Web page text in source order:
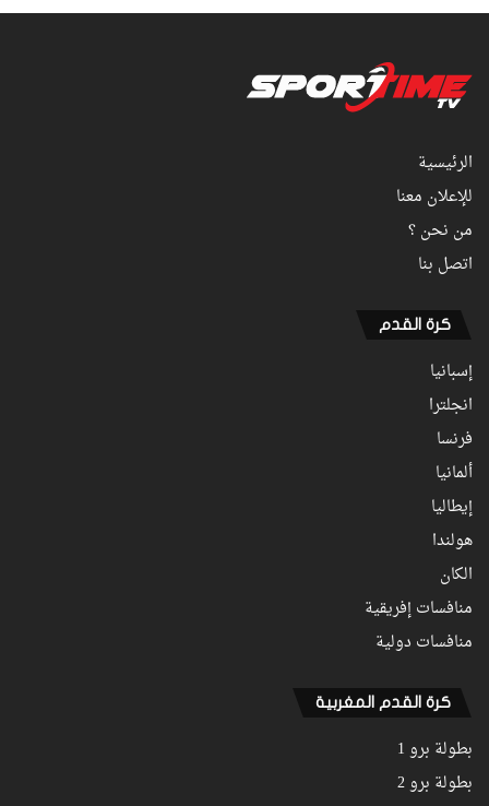
الرئيسية
للإعلان معنا
من نحن ؟
اتصل بنا
كرة القدم
إسبانيا
انجلترا
فرنسا
ألمانيا
إيطاليا
هولندا
الكان
منافسات إفريقية
منافسات دولية
كرة القدم المغربية
بطولة برو 1
بطولة برو 2